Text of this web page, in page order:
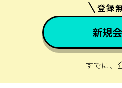
登録
新規
すでに、